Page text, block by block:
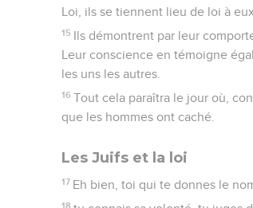
Loi, ils se tiennent lieu de loi à
15 Ils démontrent par leur
Leur conscience en témoigne
les uns les autres.
16 Tout cela paraîtra le jour où,
que les hommes ont caché.
Les Juifs et la loi
17 Eh bien, toi qui te donnes le
18